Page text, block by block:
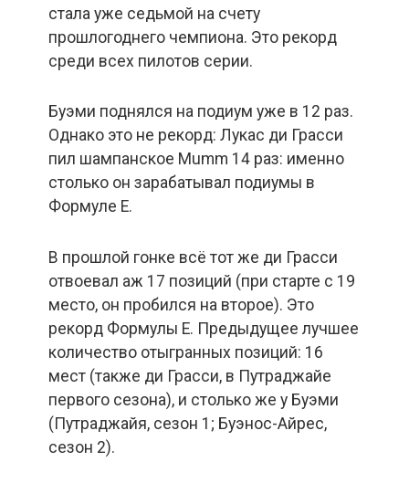
стала уже седьмой на счету
прошлогоднего чемпиона. Это рекорд
среди всех пилотов серии.
Буэми поднялся на подиум уже в 12 раз.
Однако это не рекорд: Лукас ди Грасси
пил шампанское Mumm 14 раз: именно
столько он зарабатывал подиумы в
Формуле Е.
В прошлой гонке всё тот же ди Грасси
отвоевал аж 17 позиций (при старте с 19
место, он пробился на второе). Это
рекорд Формулы Е. Предыдущее лучшее
количество отыгранных позиций: 16
мест (также ди Грасси, в Путраджайе
первого сезона), и столько же у Буэми
(Путраджайя, сезон 1; Буэнос-Айрес,
сезон 2).